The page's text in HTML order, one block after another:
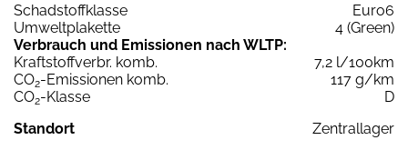
Schadstoffklasse
Euro6
Umweltplakette
4 (Green)
Verbrauch und Emissionen nach WLTP:
Kraftstoffverbr. komb.
7,2 l/100km
CO2-Emissionen komb.
117 g/km
CO2-Klasse
D
Standort
Zentrallager